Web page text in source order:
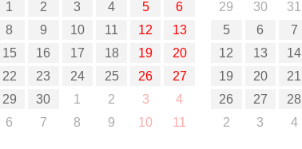
1 2 3 4 5
6
8 9 10 11 12
13
15 16 17 18 19
20
22 23 24 25 26
27
29 30 1 2 3
4
6 7 8 9 10 11
29
30 31
5
6 7
12
13 14
19
20 21
26
27 28
2
3 4